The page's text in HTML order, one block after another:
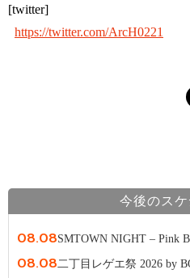
[twitter]
https://twitter.com/ArcH0221
今後のス
08.08SMTOWN NIGHT – Pink
08.08二丁目レゲエ祭 2026 by